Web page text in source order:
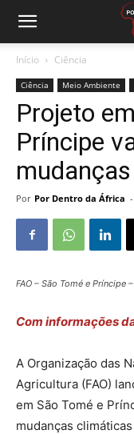
Início Ciência
Ciência Meio Ambiente
Projeto
Príncipe
Por Por Dentro da África -
FAO – São Tomé e Príncipe
Com informações
A Organização das
Agricultura (FAO)
em São Tomé e
mudanças